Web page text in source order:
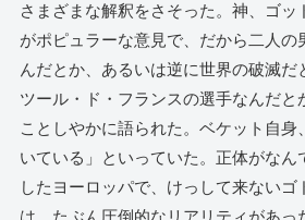
さまざまな解釈をさそった。神、ゴッ
がポピュラーな意見で、だから二人の
んだとか、あるいは逆に世界の破滅だ
ツール・ド・フランスの選手なんだと
ことしやかに語られた。ベケット自身
いている」といっていた。正体がなん
したヨーロッパで、けっして来ないゴ